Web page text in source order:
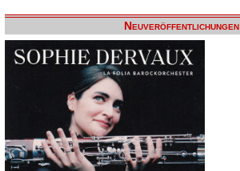
Neuveröffentlichungen